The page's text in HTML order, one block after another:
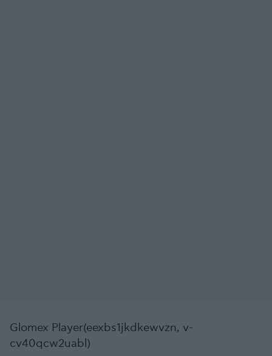
Glomex Player(eexbs1jkdkewvzn, v-
cv40qcw2uabl)